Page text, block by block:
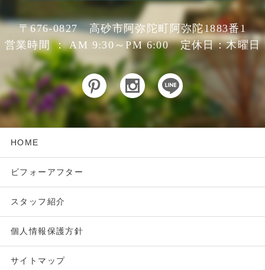
〒676-0827 高砂市阿弥陀町阿弥陀1883番1
営業時間 ： AM 9:30～PM 6:00 定休日：木曜日
HOME
ビフォーアフター
スタッフ紹介
個人情報保護方針
サイトマップ